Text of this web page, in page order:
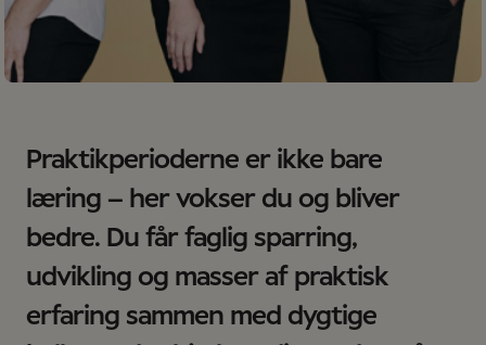
Praktikperioderne er ikke bare
læring – her vokser du og bliver
bedre. Du får faglig sparring,
udvikling og masser af praktisk
erfaring sammen med dygtige